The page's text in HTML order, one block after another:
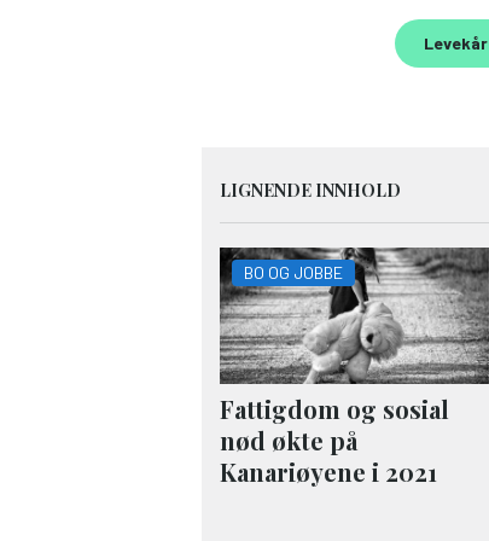
Levekår
LIGNENDE INNHOLD
BO OG JOBBE
Fattigdom og sosial
nød økte på
Kanariøyene i 2021